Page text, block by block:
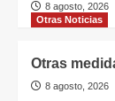
8 agosto, 2026
Otras Noticias
Otras
8 agosto, 2026